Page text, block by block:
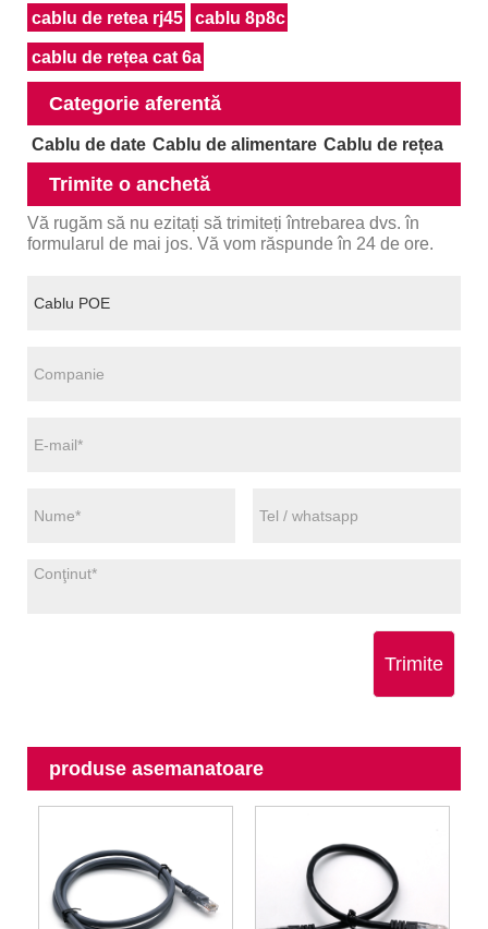
cablu de retea rj45 cablu 8p8c
cablu de rețea cat 6a
Categorie aferentă
Cablu de date Cablu de alimentare Cablu de rețea
Trimite o anchetă
Vă rugăm să nu ezitați să trimiteți întrebarea dvs. în
formularul de mai jos. Vă vom răspunde în 24 de ore.
Trimite
produse asemanatoare